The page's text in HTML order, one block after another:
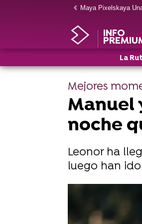
Maya Pixelskaya
INFO
La
Mejores
Manuel
noche
Leonor ha
luego han
Disfruta del